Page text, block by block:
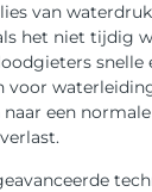
van
het niet tijdig
snelle
voor
een